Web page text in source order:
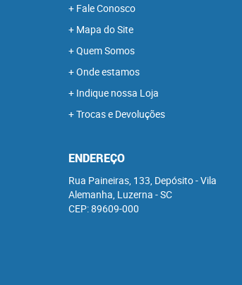
Fale Conosco
Mapa do Site
Quem Somos
Onde estamos
Indique nossa Loja
Trocas e Devoluções
ENDEREÇO
Rua Paineiras, 133, Depósito-Vila
Alemanha, Luzerna -SC
CEP: 89609-000